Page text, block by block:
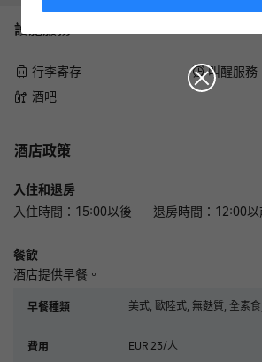
設施服務
行李寄存
叫醒服務
酒吧
酒店政策
入住和退房
入住時間：15:00以後 退房時間：12:00以
餐飲
酒店提供早餐。
早餐種類 美式, 歐陸式, 無麩質, 全素
費用 EUR 23/人